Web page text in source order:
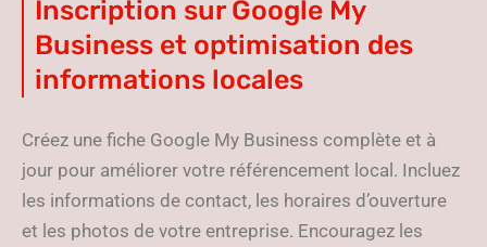
Inscription sur Google My
Business et optimisation des
informations locales
Créez une fiche Google My Business complète et à
jour pour améliorer votre référencement local. Incluez
les informations de contact, les horaires d’ouverture
et les photos de votre entreprise. Encouragez les